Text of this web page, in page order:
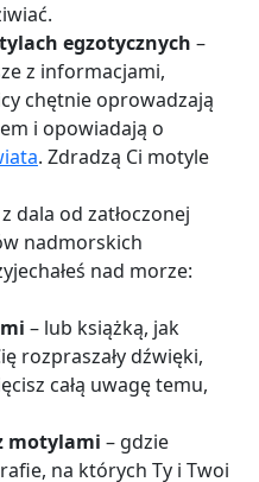
egzotycznych –
z informacjami,
chętnie oprowadzają
i opowiadają o
. Zdradzą Ci motyle
dala od zatłoczonej
nadmorskich
nad morze:
– lub książką, jak
rozpraszały dźwięki,
całą uwagę temu,
motylami – gdzie
na których Ty i Twoi